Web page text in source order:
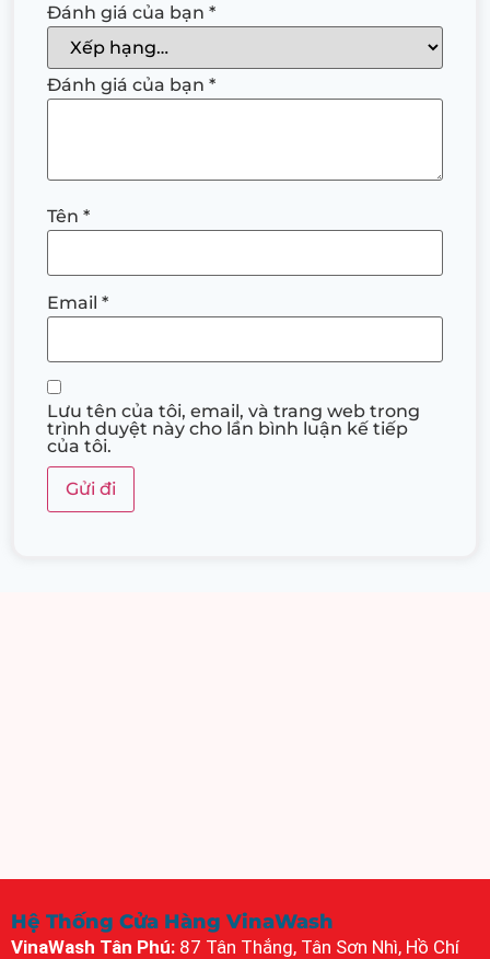
Đánh giá của bạn *
Đánh giá của bạn *
Tên *
Email *
Lưu tên của tôi, email, và trang web trong
trình duyệt này cho lần bình luận kế tiếp
của tôi.
Hệ Thống Cửa Hàng VinaWash
VinaWash Tân Phú: 87 Tân Thắng, Tân Sơn Nhì, Hồ Chí